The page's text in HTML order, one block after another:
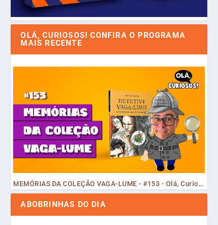
OLÁ, CURIOSOS! CONFIRA O PROGRAMA
MAIS RECENTE
MEMÓRIAS DA COLEÇÃO VAGA-LUME - #153 - Olá, Curiosos! 2023
ABOBRINHAS DO DIA